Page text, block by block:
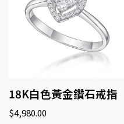
18K白色黃金鑽石戒指
$4,980.00